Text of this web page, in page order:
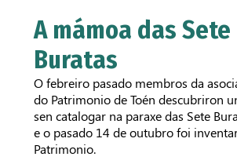
A mámoa das Sete
Buratas
O febreiro pasado membros da
do Patrimonio de Toén descubriron
sen catalogar na paraxe das Sete
e o pasado 14 de outubro foi
Patrimonio.